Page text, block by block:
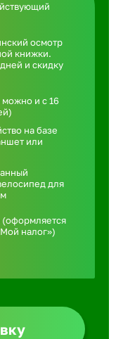
осмотр
книжки.
и скидку
можно и с 16
на базе
или
для
(оформляется
налог»)